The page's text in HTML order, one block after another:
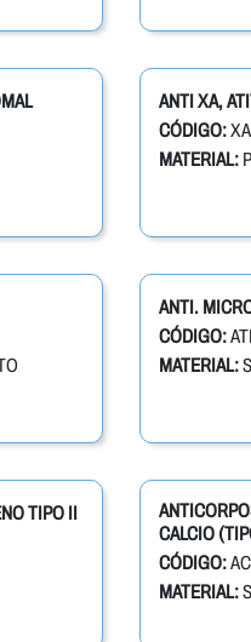
ANTI XA,
CÓDIGO:XA
MATERIAL:
ANTI.
CÓDIGO:
MATERIAL:
TIPO II
CALCIO
CÓDIGO:
MATERIAL: